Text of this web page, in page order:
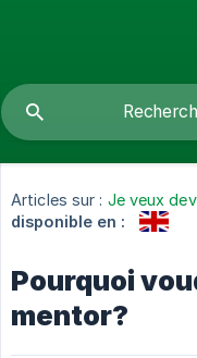
Articles sur : Je veux
disponible en :
Pourquoi
mentor?